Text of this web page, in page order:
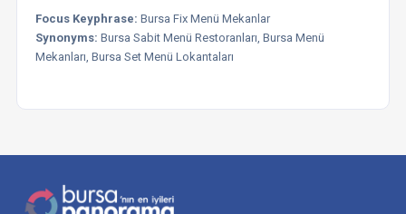
Focus Keyphrase: Bursa Fix Menü Mekanlar
Synonyms: Bursa Sabit Menü Restoranları, Bursa Menü
Mekanları, Bursa Set Menü Lokantaları